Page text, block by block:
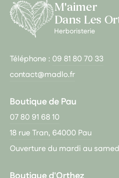
M'aimer
Dans Les
Herboristerie
Téléphone : 09 81 80 70 33
contact@madlo.fr
Boutique de Pau
07 80 91 68 10
18 rue Tran, 64000 Pau
Ouverture du mardi au